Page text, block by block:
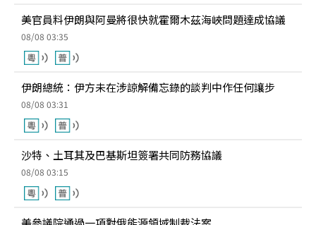
美官員料伊朗與阿曼將很快就霍爾木茲海峽問題達成協議
08/08 03:35
伊朗總統：伊方未在涉諒解備忘錄的談判中作任何讓步
08/08 03:31
沙特、土耳其及巴基斯坦簽署共同防務協議
08/08 03:15